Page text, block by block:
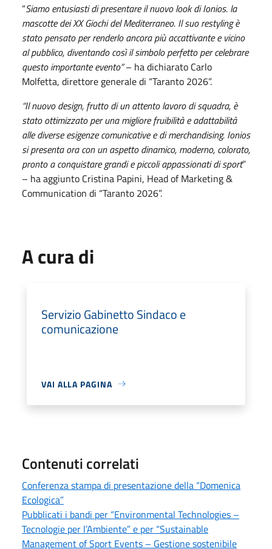
“Siamo entusiasti di presentare il nuovo look di Ionios. la
mascotte dei XX Giochi del Mediterraneo. Il suo restyling è
stato pensato per renderlo ancora più accattivante e vicino
al pubblico, diventando così il simbolo perfetto per celebrare
questo importante evento”– ha dichiarato Carlo
Molfetta, direttore generale di “Taranto 2026”.
“Il nuovo design, frutto di un attento lavoro di squadra, è
stato ottimizzato per una migliore fruibilità e adattabilità
alle diverse esigenze comunicative e di merchandising. Ionios
si presenta ora con un aspetto dinamico, moderno, colorato,
pronto a conquistare grandi e piccoli appassionati di sport”
– ha aggiunto Cristina Papini, Head of Marketing &
Communication di “Taranto 2026”.
A cura di
Servizio Gabinetto Sindaco e
comunicazione
VAI ALLA PAGINA
Contenuti correlati
Conferenza stampa di presentazione della “Domenica
Ecologica”
Pubblicati i bandi per “Environmental Technologies –
Tecnologie per l’Ambiente” e per “Sustainable
Management of Sport Events – Gestione sostenibile